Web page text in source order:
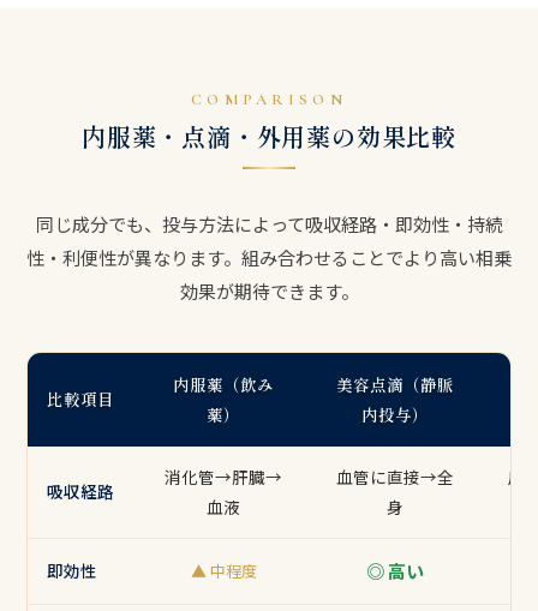
COMPARISON
内服薬・点滴・外用薬の効果比較
同じ成分でも、投与方法によって吸収経路・即効性・持続
性・利便性が異なります。組み合わせることでより高い相乗
効果が期待できます。
比較項目
内服薬（飲み
薬）
美容点滴（静脈
内投与）
吸収経路
消化管→肝臓→
血液
血管に直接→全
身
皮
即効性 ▲ 中程度 ◎ 高い